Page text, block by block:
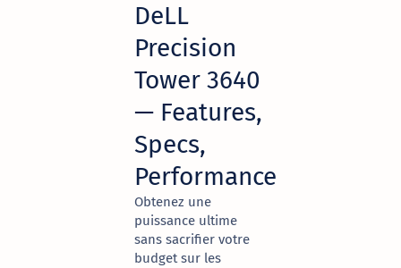
DeLL
Precision
Tower 3640
— Features,
Specs,
Performance
Obtenez une
puissance ultime
sans sacrifier votre
budget sur les